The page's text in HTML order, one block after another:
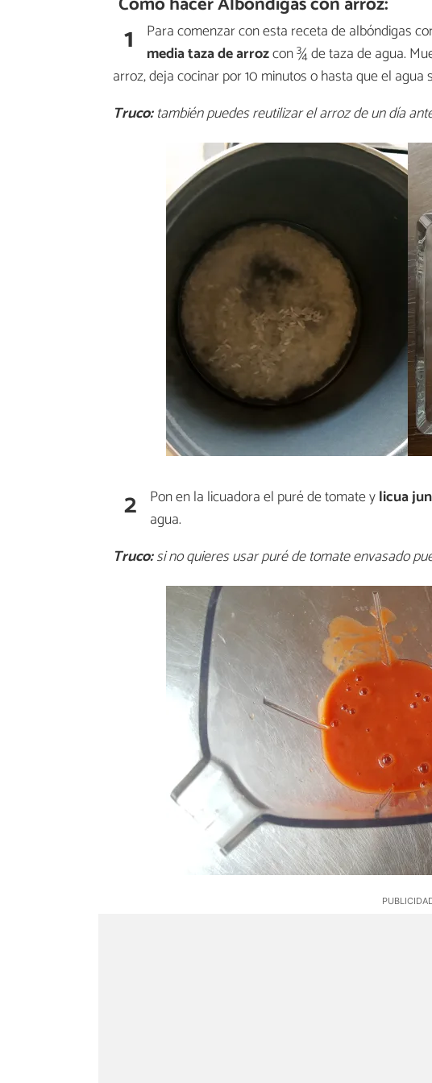
1 Para comenzar con esta receta de albóndigas
media taza de arrozcon ¾ de taza de agua.
arroz, deja cocinar por 10 minutos o hasta que el agua
Truco:también puedes reutilizar el arroz de un día
2 Pon en la licuadora el puré de tomate ylicua
agua.
Truco:si no quieres usar puré de tomate envasado